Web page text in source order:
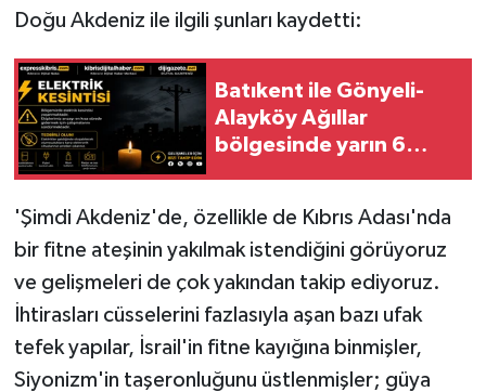
Doğu Akdeniz ile ilgili şunları kaydetti:
Batıkent ile Gönyeli-
Alayköy Ağıllar
bölgesinde yarın 6
'Şimdi Akdeniz'de, özellikle de Kıbrıs Adası'nda
bir fitne ateşinin yakılmak istendiğini görüyoruz
ve gelişmeleri de çok yakından takip ediyoruz.
İhtirasları cüsselerini fazlasıyla aşan bazı ufak
tefek yapılar, İsrail'in fitne kayığına binmişler,
Siyonizm'in taşeronluğunu üstlenmişler; güya
SPOR
TATLISU
TEKNOLOJİ
YAŞAM